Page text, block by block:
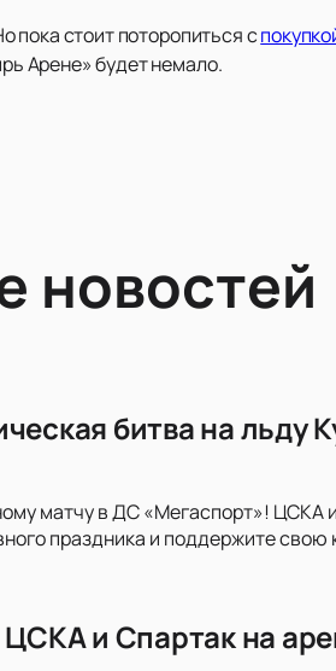
пока стоит поторопиться с
Арене» будет немало.
новостей
битва на льду
матчу в ДС «Мегаспорт»! ЦСКА
праздника и поддержите свою
и Спартак на